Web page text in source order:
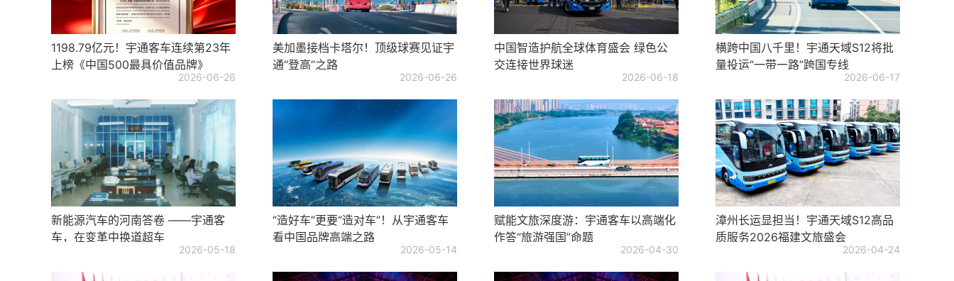
1198.79亿元！宇通客车连续第23年
上榜《中国500最具价值品牌》
2026-06-26
美加墨接档卡塔尔！顶级球赛见证宇
通“登高”之路
2026-06-26
中国智造护航全球体育盛会 绿色公
交连接世界球迷
2026-06-18
横跨中国八千里！宇通天域S12将批
量投运“一带一路”跨国专线
2026-06-17
新能源汽车的河南答卷 ——宇通客
车，在变革中换道超车
2026-05-18
“造好车”更要“造对车”！从宇通客车
看中国品牌高端之路
2026-05-14
赋能文旅深度游：宇通客车以高端化
作答“旅游强国”命题
2026-04-30
漳州长运显担当！宇通天域S12高品
质服务2026福建文旅盛会
2026-04-24